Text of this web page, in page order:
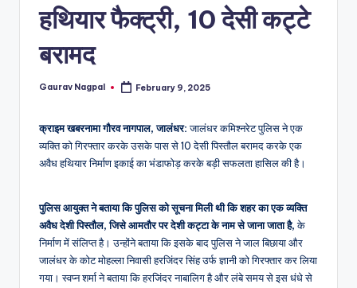
m
a
हथियार फैक्ट्री, 10 देसी कट्टे
बरामद
Posted
Gaurav Nagpal February 9, 2025
क्राइम खबरनामा गौरव नागपाल, जालंधर:जालंधर कमिश्नरेट पुलिस ने एक
व्यक्ति को गिरफ्तार करके उसके पास से 10 देसी पिस्तौल बरामद करके एक
अवैध हथियार निर्माण इकाई का भंडाफोड़ करके बड़ी सफलता हासिल की है।
पुलिस आयुक्त ने बताया कि पुलिस को सूचना मिली थी कि शहर का एक व्यक्ति
अवैध देशी पिस्तौल, जिसे आमतौर पर देशी कट्टा के नाम से जाना जाता है,के
निर्माण में संलिप्त है। उन्होंने बताया कि इसके बाद पुलिस ने जाल बिछाया और
जालंधर के कोट मोहल्ला निवासी हरजिंदर सिंह उर्फ ज्ञानी को गिरफ्तार कर लिया
गया। स्वप्न शर्मा ने बताया कि हरजिंदर नाबालिग है और लंबे समय से इस धंधे से